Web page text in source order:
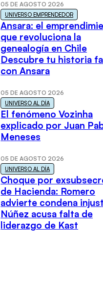
05 DE AGOSTO 2026
UNIVERSO EMPRENDEDOR
Ansara: el
que revoluciona la
genealogía en Chile
Descubre tu historia
con Ansara
05 DE AGOSTO 2026
UNIVERSO AL DÍA
El fenómeno Vozinha
explicado por Juan
Meneses
05 DE AGOSTO 2026
UNIVERSO AL DÍA
Choque por
de Hacienda: Romero
advierte condena
Núñez acusa falta de
liderazgo de Kast